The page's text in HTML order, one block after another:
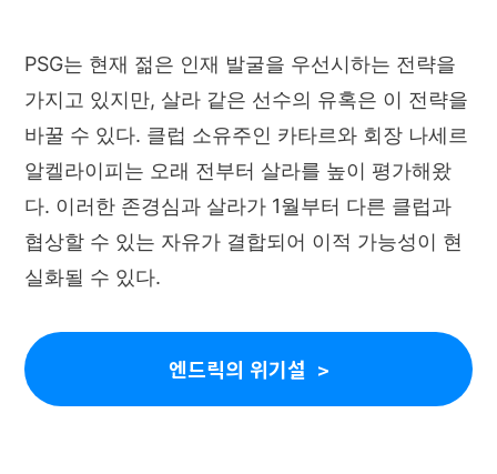
PSG는 현재 젊은 인재 발굴을 우선시하는 전략을
가지고 있지만, 살라 같은 선수의 유혹은 이 전략을
바꿀 수 있다. 클럽 소유주인 카타르와 회장 나세르
알켈라이피는 오래 전부터 살라를 높이 평가해왔
다. 이러한 존경심과 살라가 1월부터 다른 클럽과
협상할 수 있는 자유가 결합되어 이적 가능성이 현
실화될 수 있다.
엔드릭의 위기설